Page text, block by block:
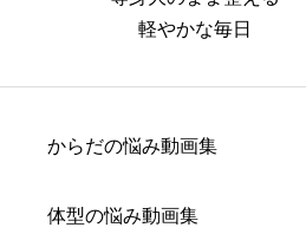
軽やかな毎日
からだの悩み動画集
体型の悩み動画集